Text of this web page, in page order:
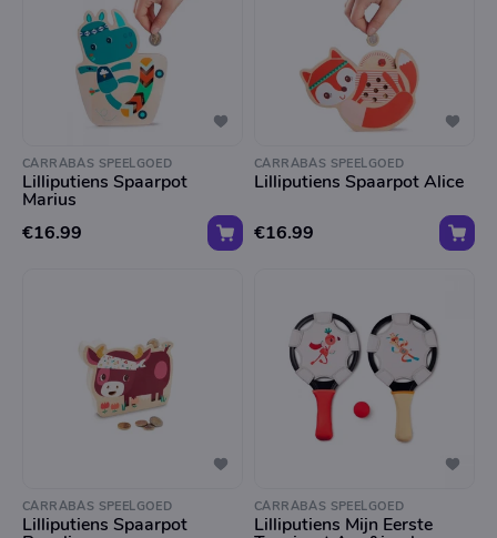
CARRABAS SPEELGOED
Lilliputiens Spaarpot
Marius
€16.99
CARRABAS SPEELGOED
Lilliputiens Spaarpot Alice
€16.99
CARRABAS SPEELGOED
Lilliputiens Spaarpot
CARRABAS SPEELGOED
Lilliputiens Mijn Eerste